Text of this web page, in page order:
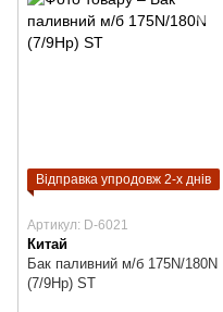
Відправка упродовж 2-х днів
Артикул: D-6021
Китай
Бак паливний м/б 175N/180N
(7/9Hp) ST